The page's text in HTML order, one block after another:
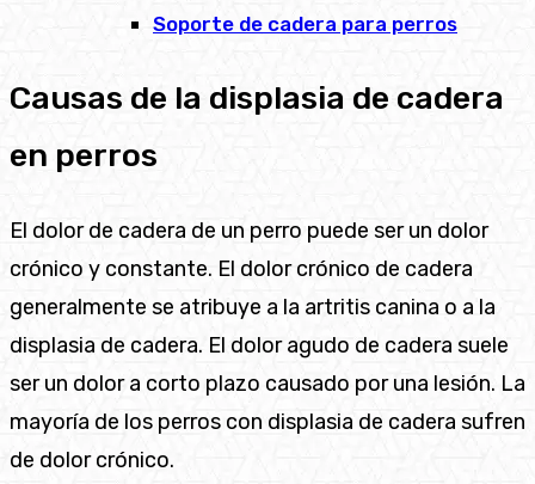
Soporte de cadera para perros
Causas de la displasia de cadera
en perros
El dolor de cadera de un perro puede ser un dolor
crónico y constante. El dolor crónico de cadera
generalmente se atribuye a la artritis canina o a la
displasia de cadera. El dolor agudo de cadera suele
ser un dolor a corto plazo causado por una lesión. La
mayoría de los perros con displasia de cadera sufren
de dolor crónico.